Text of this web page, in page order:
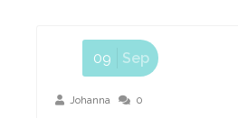
Johanna 0
09 Sep